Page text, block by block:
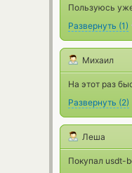
Пользуюсь
Развернуть (1)
Михаил
На этот раз
Развернуть (2)
Леша
Покупал usdt-